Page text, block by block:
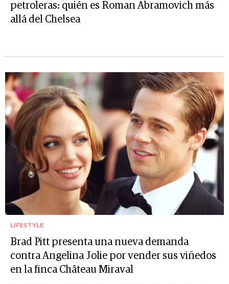
petroleras: quién es Roman Abramovich más
allá del Chelsea
LIFESTYLE
Brad Pitt presenta una nueva demanda
contra Angelina Jolie por vender sus viñedos
en la finca Château Miraval